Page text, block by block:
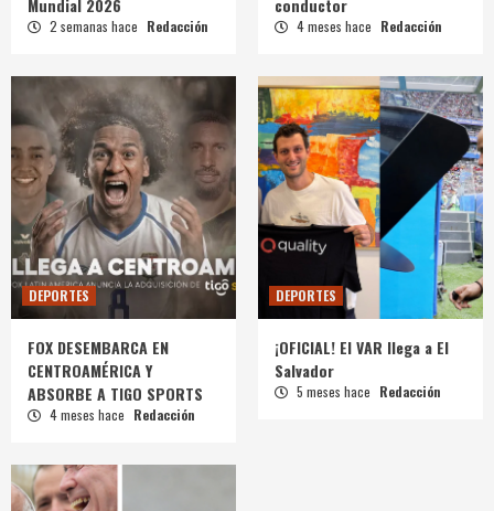
Mundial 2026
2 semanas hace Redacción
conductor
4 meses hace Redacción
DEPORTES
FOX DESEMBARCA EN
CENTROAMÉRICA Y
ABSORBE A TIGO SPORTS
4 meses hace Redacción
DEPORTES
¡OFICIAL! El VAR llega a El
Salvador
5 meses hace Redacción